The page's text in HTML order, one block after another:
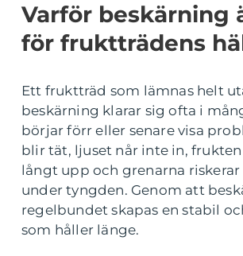
Varför beskärning
för fruktträdens
Ett fruktträd som lämnas helt
beskärning klarar sig ofta i
börjar förr eller senare visa
blir tät, ljuset når inte in,
långt upp och grenarna
under tyngden. Genom att
regelbundet skapas en stabil
som håller länge.